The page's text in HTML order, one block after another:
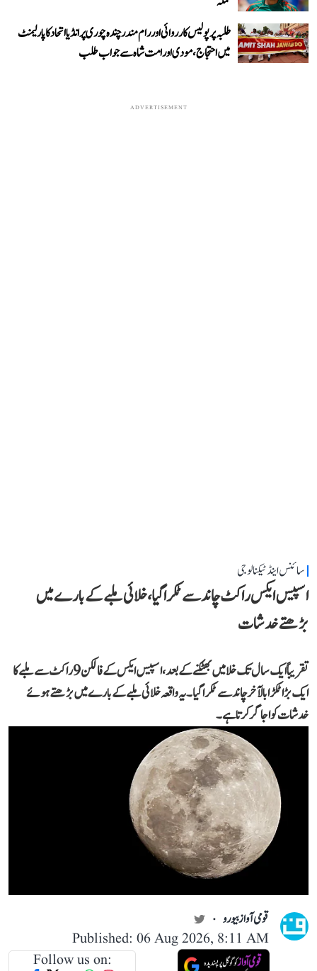
طلبہ پر پولیس کارروائی اور رام مندر چندہ چوری پر انڈیا اتحاد کا پارلیمنٹ
میں احتجاج، مودی اور امت شاہ سے جواب طلب
ADVERTISEMENT
سائنس اینڈ ٹیکنالوجی
اسپیس ایکس راکٹ چاند سے ٹکرا گیا، خلائی ملبے کے بارے میں
بڑھتے خدشات
تقریباً ایک سال تک خلا میں بھٹکنے کے بعد، اسپیس ایکس کےفالکن 9 راکٹ سے ملبے کا
ایک بڑا ٹکڑا بالآخر چاند سے ٹکرا گیا۔ یہ واقعہ خلائی ملبے کے بارے میں بڑھتے ہوئے
خدشات کو اجاگر کرتا ہے۔
قومی آواز بیورو
Published: 06 Aug 2026, 8:11 AM
Follow us on: